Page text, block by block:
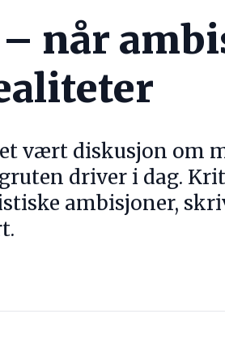
når
vært diskusjon om
driver i dag.
ambisjoner,